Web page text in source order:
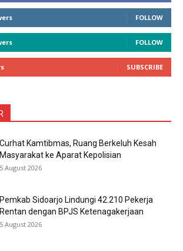
FOLLOW
FOLLOW
SUBSCRIBE
Curhat Kamtibmas, Ruang Berkeluh Kesah
Masyarakat ke Aparat Kepolisian
5 August 2026
Pemkab Sidoarjo Lindungi 42.210 Pekerja
Rentan dengan BPJS Ketenagakerjaan
5 August 2026